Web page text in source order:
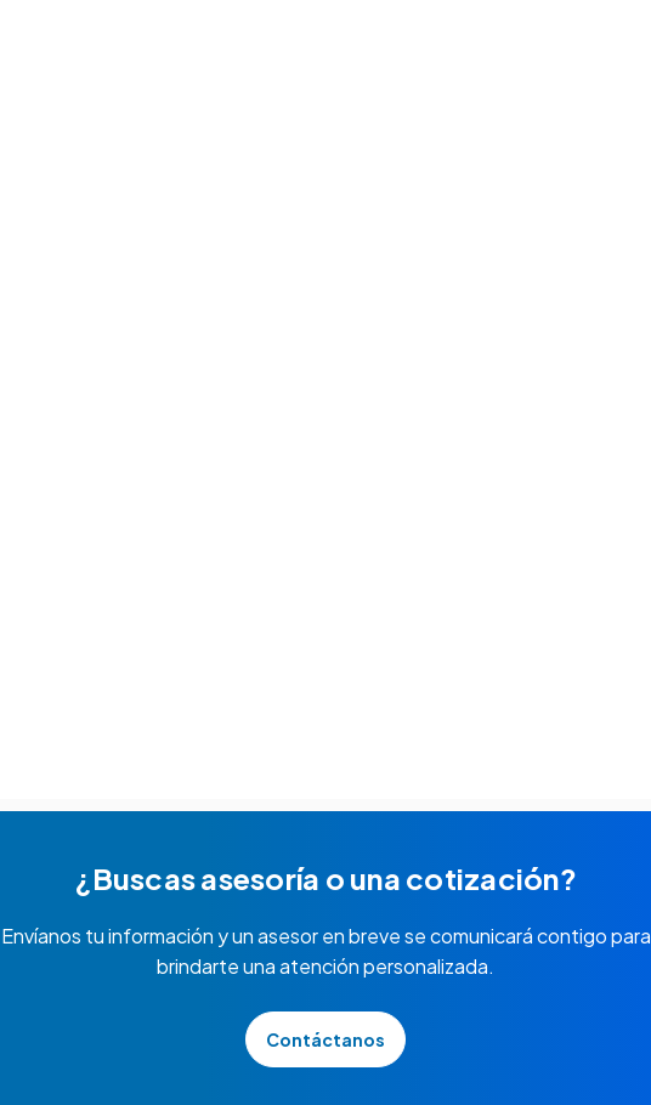
¿Buscas asesoría o una cotización?
Envíanos tu información y un asesor en breve se comunicará contigo para
brindarte una atención personalizada.
Contáctanos